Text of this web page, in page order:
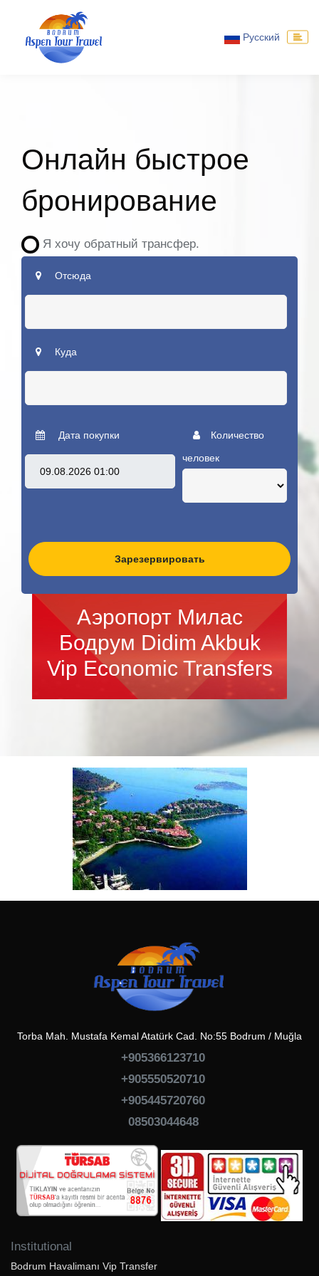
Русский
Онлайн быстрое
бронирование
Я хочу обратный трансфер.
Отсюда
Куда
Дата покупки
Количество
человек
Зарезервировать
Аэропорт Милас
Бодрум Didim Akbuk
Vip Economic Transfers
Torba Mah. Mustafa Kemal Atatürk Cad. No:55 Bodrum / Muğla
+905366123710
+905550520710
+905445720760
08503044648
Institutional
Bodrum Havalimanı Vip Transfer